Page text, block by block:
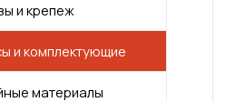
и крепеж
и комплектующие
материалы